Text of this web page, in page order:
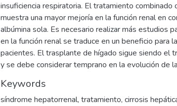
insuficiencia respiratoria. El tratamiento combinado
muestra una mayor mejoría en la función renal en
albúmina sola. Es necesario realizar más estudios
en la función renal se traduce en un beneficio para
pacientes. El trasplante de hígado sigue siendo el
y se debe considerar temprano en la evolución de
Keywords
síndrome hepatorrenal, tratamiento, cirrosis